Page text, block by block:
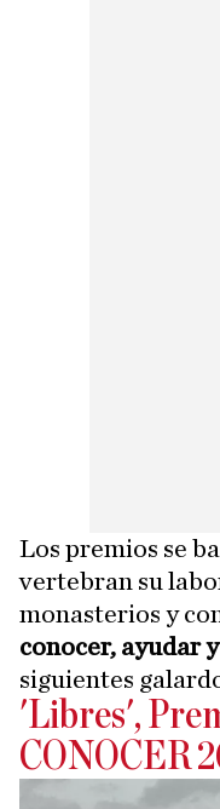
Los premios se
vertebran su
monasterios y
conocer, ayudar
siguientes
'Libres',
CONOCER